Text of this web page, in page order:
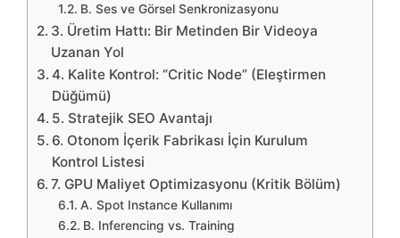
B. Ses ve Görsel Senkronizasyonu
3. Üretim Hattı: Bir Metinden Bir Videoya
Uzanan Yol
4. Kalite Kontrol: “Critic Node” (Eleştirmen
Düğümü)
5. Stratejik SEO Avantajı
6. Otonom İçerik Fabrikası İçin Kurulum
Kontrol Listesi
7. GPU Maliyet Optimizasyonu (Kritik Bölüm)
A. Spot Instance Kullanımı
B. Inferencing vs. Training